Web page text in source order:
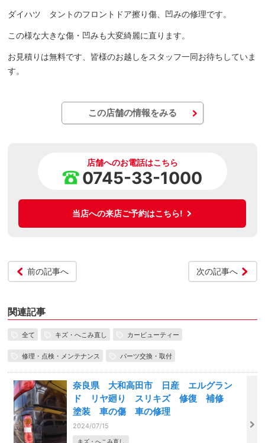
ダイハツ タントのフロントドア擦り傷、凹みの修理です。
この様な大きな傷・凹みも大変綺麗に直ります。
お見積りは無料です、皆様のお越しをスタッフ一同お待ちしていま
す。
この店舗の情報をみる
店舗へのお電話はこちら
0745-33-1000
当店への来店ご予約はこちら!
前の記事へ 次の記事へ
関連記事
全て キズ・へこみ直し カービューティー
修理・点検・メンテナンス パーツ交換・取付
奈良県 大和高田市 日産 エルグラン
ド リヤ廻り スリキズ 修復 補修
塗装 車の傷 車の修理
2024/07/15
キズ・へこみ直し